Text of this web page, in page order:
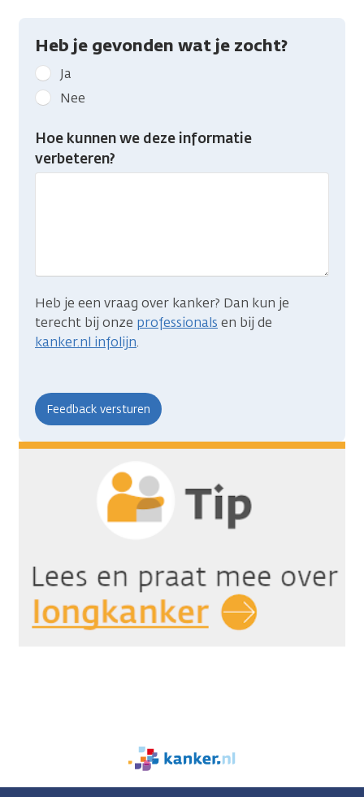
Heb je gevonden wat je zocht?
Geef
kanker.nl
feedback:
Heb
je
gevonden
Ja
Nee
Hoe kunnen we deze informatie
verbeteren?
Heb je een vraag over kanker? Dan kun je
terecht bij onze professionals en bij de
kanker.nl infolijn.
We
zijn